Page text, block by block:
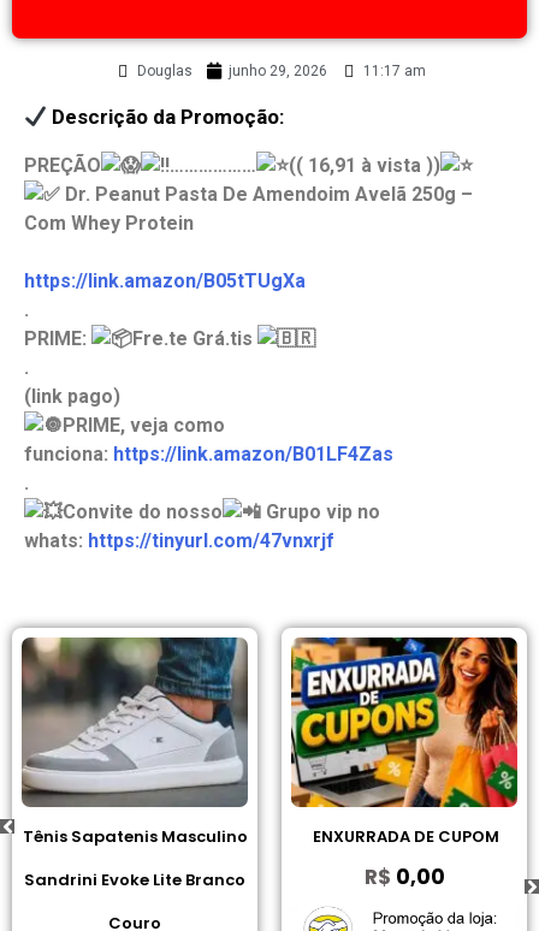
Douglas junho 29, 2026 11:17 am
Descrição da Promoção:
PREÇÃO ………………
(( 16,91 à vista ))
Dr. Peanut Pasta De Amendoim Avelã 250g –
Com Whey Protein
https://link.amazon/B05tTUgXa
.
PRIME:
Fre.te Grá.tis
.
(link pago)
PRIME, veja como
funciona: https://link.amazon/B01LF4Zas
.
Convite do nosso
Grupo vip no
whats: https://tinyurl.com/47vnxrjf
Tênis Sapatenis Masculino
Sandrini Evoke Lite Branco
Couro
ENXURRADA DE CUPOM
R$ 0,00